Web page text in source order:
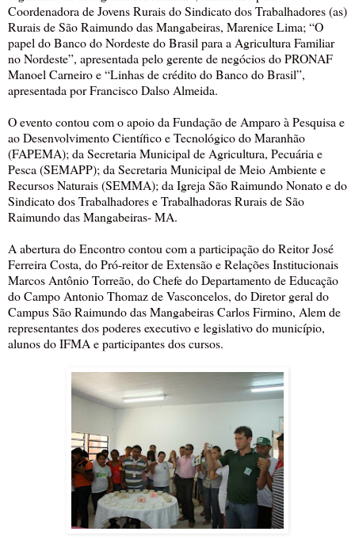
Coordenadora de Jovens Rurais do Sindicato dos Trabalhadores (as)
Rurais de São Raimundo das Mangabeiras, Marenice Lima; “O
papel do Banco do Nordeste do Brasil para a Agricultura Familiar
no Nordeste”, apresentada pelo gerente de negócios do PRONAF
Manoel Carneiro e “Linhas de crédito do Banco do Brasil”,
apresentada por Francisco Dalso Almeida.
O evento contou com o apoio da Fundação de Amparo à Pesquisa e
ao Desenvolvimento Científico e Tecnológico do Maranhão
(FAPEMA); da Secretaria Municipal de Agricultura, Pecuária e
Pesca (SEMAPP); da Secretaria Municipal de Meio Ambiente e
Recursos Naturais (SEMMA); da Igreja São Raimundo Nonato e do
Sindicato dos Trabalhadores e Trabalhadoras Rurais de São
Raimundo das Mangabeiras- MA.
A abertura do Encontro contou com a participação do Reitor José
Ferreira Costa, do Pró-reitor de Extensão e Relações Institucionais
Marcos Antônio Torreão, do Chefe do Departamento de Educação
do Campo Antonio Thomaz de Vasconcelos, do Diretor geral do
Campus São Raimundo das Mangabeiras Carlos Firmino, Alem de
representantes dos poderes executivo e legislativo do município,
alunos do IFMA e participantes dos cursos.